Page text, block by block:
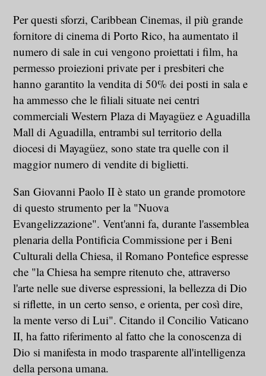
Per questi sforzi, Caribbean Cinemas, il più grande
fornitore di cinema di Porto Rico, ha aumentato il
numero di sale in cui vengono proiettati i film, ha
permesso proiezioni private per i presbiteri che
hanno garantito la vendita di 50% dei posti in sala e
ha ammesso che le filiali situate nei centri
commerciali Western Plaza di Mayagüez e Aguadilla
Mall di Aguadilla, entrambi sul territorio della
diocesi di Mayagüez, sono state tra quelle con il
maggior numero di vendite di biglietti.
San Giovanni Paolo II è stato un grande promotore
di questo strumento per la "Nuova
Evangelizzazione". Vent'anni fa, durante l'assemblea
plenaria della Pontificia Commissione per i Beni
Culturali della Chiesa, il Romano Pontefice espresse
che "la Chiesa ha sempre ritenuto che, attraverso
l'arte nelle sue diverse espressioni, la bellezza di Dio
si riflette, in un certo senso, e orienta, per così dire,
la mente verso di Lui". Citando il Concilio Vaticano
II, ha fatto riferimento al fatto che la conoscenza di
Dio si manifesta in modo trasparente all'intelligenza
della persona umana.